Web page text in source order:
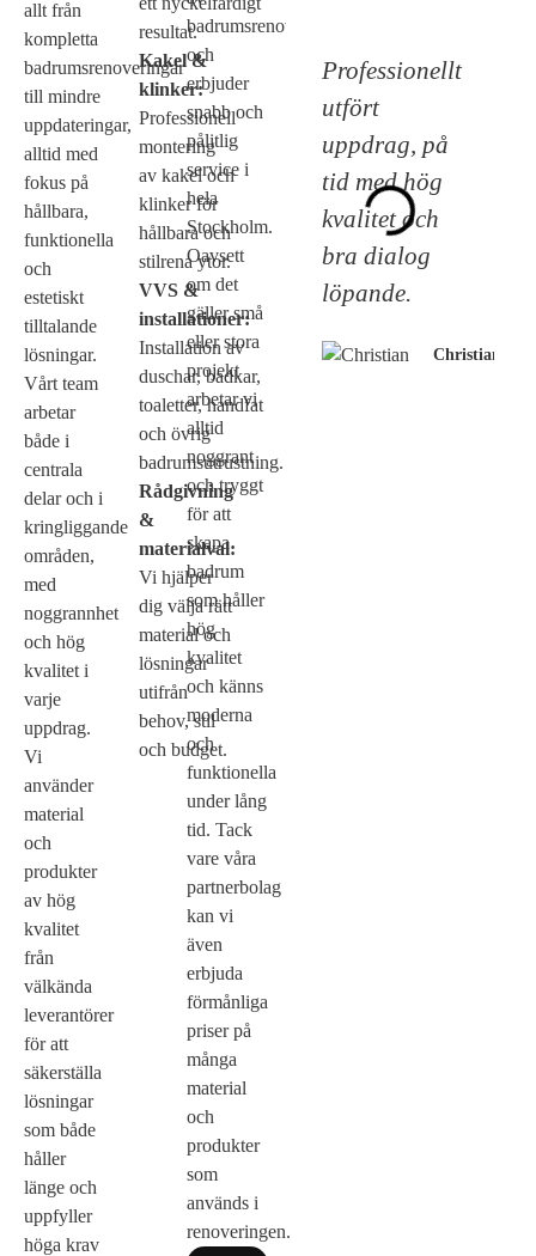
allt från
kompletta
badrumsrenoveringar
till mindre
uppdateringar,
alltid med
fokus på
hållbara,
funktionella
och
estetiskt
tilltalande
lösningar.
Vårt team
arbetar
både i
centrala
delar och i
kringliggande
områden,
med
noggrannhet
och hög
kvalitet i
varje
uppdrag.
Vi
använder
material
och
produkter
av hög
kvalitet
från
välkända
leverantörer
för att
säkerställa
lösningar
som både
håller
länge och
uppfyller
höga krav
resultat.
Kakel &
klinker:
Professionell
montering
av kakel och
klinker för
hållbara och
stilrena ytor.
VVS &
installationer:
Installation av
duschar, badkar,
toaletter, handfat
och övrig
badrumsutrustning.
Rådgivning
&
materialval:
Vi hjälper
dig välja rätt
material och
lösningar
utifrån
behov, stil
och budget.
badrumsrenoveringar
och
erbjuder
snabb och
pålitlig
service i
hela
Stockholm.
Oavsett
om det
gäller små
eller stora
projekt
arbetar vi
alltid
noggrant
och tryggt
för att
skapa
badrum
som håller
hög
kvalitet
och känns
moderna
och
funktionella
under lång
tid. Tack
vare våra
partnerbolag
kan vi
även
erbjuda
förmånliga
priser på
många
material
och
produkter
som
används i
renoveringen.
Professionellt
utfört
uppdrag, på
tid med hög
kvalitet och
bra dialog
löpande.
Christian